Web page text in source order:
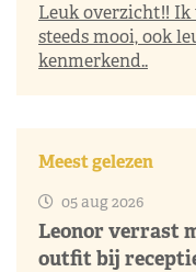
Leuk overzicht!! Ik
steeds mooi, ook
kenmerkend..
Meest gelezen
05 aug 2026
Leonor verrast
outfit bij